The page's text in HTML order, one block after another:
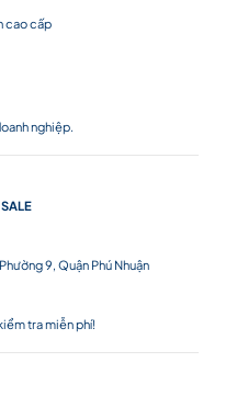
cao cấp
nghiệp.
9, Quận Phú Nhuận
tra miễn phí!